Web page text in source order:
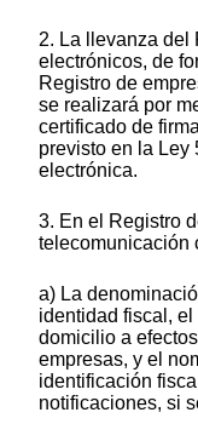
2. La llevanza del
electrónicos, de
Registro de
se realizará por
certificado de
previsto en la Ley
electrónica.
3. En el Registro
telecomunicación
a) La
identidad fiscal,
domicilio a
empresas, y el
identificación
notificaciones, si